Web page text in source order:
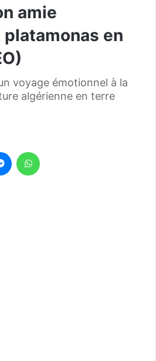
amie
en
voyage émotionnel à la
algérienne en terre